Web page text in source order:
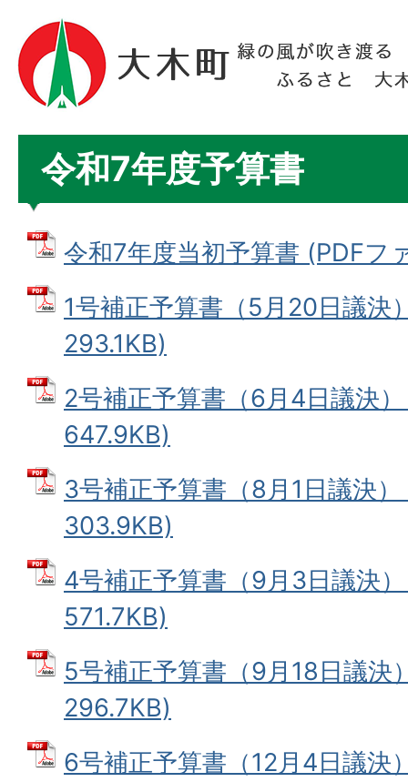
令和7年度予算書
令和7年度当初予算書 (PDFフ
1号補正予算書（5月20日議決
293.1KB)
2号補正予算書（6月4日議決
647.9KB)
3号補正予算書（8月1日議決
303.9KB)
4号補正予算書（9月3日議決
571.7KB)
5号補正予算書（9月18日議決
296.7KB)
6号補正予算書（12月4日議決